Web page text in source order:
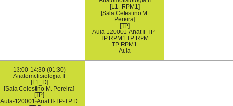
[L1_RPM1]
[Sala Celestino M.
Pereira]
[TP]
Aula-120001-Anat II-TP-
TP RPM1 TP RPM
TP RPM1
Aula
13:00-14:30 (01:30)
Anatomofisiologia II
[L1_D]
[Sala Celestino M. Pereira]
[TP]
Aula-120001-Anat II-TP-TP D